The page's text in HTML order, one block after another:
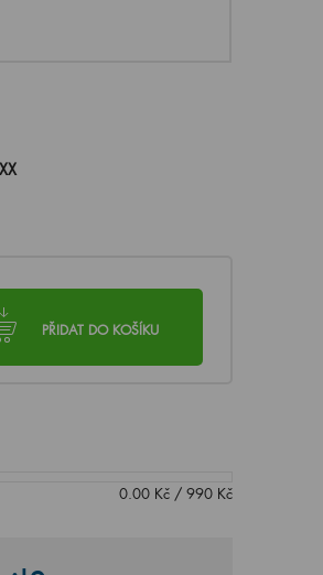
PŘIDAT DO KOŠÍKU
0.00Kč/ 990Kč